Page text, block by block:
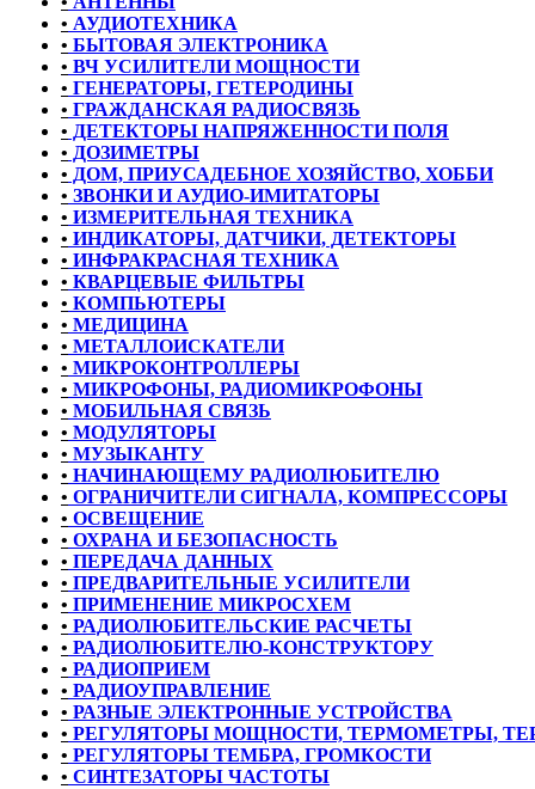
• АУДИОТЕХНИКА
• БЫТОВАЯ ЭЛЕКТРОНИКА
• ВЧ УСИЛИТЕЛИ МОЩНОСТИ
• ГЕНЕРАТОРЫ, ГЕТЕРОДИНЫ
• ГРАЖДАНСКАЯ РАДИОСВЯЗЬ
• ДЕТЕКТОРЫ НАПРЯЖЕННОСТИ ПОЛЯ
• ДОЗИМЕТРЫ
• ДОМ, ПРИУСАДЕБНОЕ ХОЗЯЙСТВО, ХОББИ
• ЗВОНКИ И АУДИО-ИМИТАТОРЫ
• ИЗМЕРИТЕЛЬНАЯ ТЕХНИКА
• ИНДИКАТОРЫ, ДАТЧИКИ, ДЕТЕКТОРЫ
• ИНФРАКРАСНАЯ ТЕХНИКА
• КВАРЦЕВЫЕ ФИЛЬТРЫ
• КОМПЬЮТЕРЫ
• МЕДИЦИНА
• МЕТАЛЛОИСКАТЕЛИ
• МИКРОКОНТРОЛЛЕРЫ
• МИКРОФОНЫ, РАДИОМИКРОФОНЫ
• МОБИЛЬНАЯ СВЯЗЬ
• МОДУЛЯТОРЫ
• МУЗЫКАНТУ
• НАЧИНАЮЩЕМУ РАДИОЛЮБИТЕЛЮ
• ОГРАНИЧИТЕЛИ СИГНАЛА, КОМПРЕССОРЫ
• ОСВЕЩЕНИЕ
• ОХРАНА И БЕЗОПАСНОСТЬ
• ПЕРЕДАЧА ДАННЫХ
• ПРЕДВАРИТЕЛЬНЫЕ УСИЛИТЕЛИ
• ПРИМЕНЕНИЕ МИКРОСХЕМ
• РАДИОЛЮБИТЕЛЬСКИЕ РАСЧЕТЫ
• РАДИОЛЮБИТЕЛЮ-КОНСТРУКТОРУ
• РАДИОПРИЕМ
• РАДИОУПРАВЛЕНИЕ
• РАЗНЫЕ ЭЛЕКТРОННЫЕ УСТРОЙСТВА
• РЕГУЛЯТОРЫ МОЩНОСТИ, ТЕРМОМЕТРЫ,
• РЕГУЛЯТОРЫ ТЕМБРА, ГРОМКОСТИ
• СИНТЕЗАТОРЫ ЧАСТОТЫ